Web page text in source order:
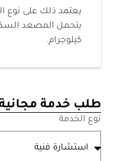
يعتمد ذلك على نوع
كيلوجرام.
طلب خدمة
نوع الخدمة